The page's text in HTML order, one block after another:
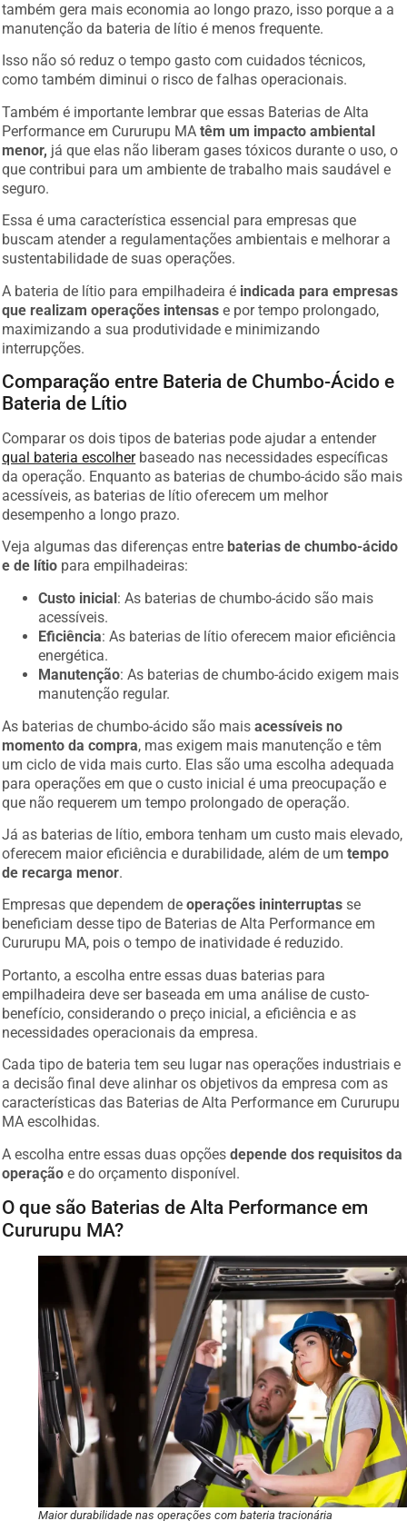
também gera mais economia ao longo prazo, isso porque a a
manutenção da bateria de lítio é menos frequente.
Isso não só reduz o tempo gasto com cuidados técnicos,
como também diminui o risco de falhas operacionais.
Também é importante lembrar que essas Baterias de Alta
Performance em Cururupu MAtêm um impacto ambiental
menor, já que elas não liberam gases tóxicos durante o uso, o
que contribui para um ambiente de trabalho mais saudável e
seguro.
Essa é uma característica essencial para empresas que
buscam atender a regulamentações ambientais e melhorar a
sustentabilidade de suas operações.
A bateria de lítio para empilhadeira é indicada para empresas
que realizam operações intensas e por tempo prolongado,
maximizando a sua produtividade e minimizando
interrupções.
Comparação entre Bateria de Chumbo-Ácido e
Bateria de Lítio
Comparar os dois tipos de baterias pode ajudar a entender
qual bateria escolherbaseado nas necessidades específicas
da operação. Enquanto as baterias de chumbo-ácido são mais
acessíveis, as baterias de lítio oferecem um melhor
desempenho a longo prazo.
Veja algumas das diferenças entre baterias de chumbo-ácido
e de lítio para empilhadeiras:
Custo inicial: As baterias de chumbo-ácido são mais
acessíveis.
Eficiência: As baterias de lítio oferecem maior eficiência
energética.
Manutenção: As baterias de chumbo-ácido exigem mais
manutenção regular.
As baterias de chumbo-ácido são maisacessíveis no
momento da compra, mas exigem mais manutenção e têm
um ciclo de vida mais curto. Elas são uma escolha adequada
para operações em que o custo inicial é uma preocupação e
que não requerem um tempo prolongado de operação.
Já as baterias de lítio, embora tenham um custo mais elevado,
oferecem maior eficiência e durabilidade, além de umtempo
de recarga menor.
Empresas que dependem deoperações ininterruptas se
beneficiam desse tipo de Baterias de Alta Performance em
Cururupu MA, pois o tempo de inatividade é reduzido.
Portanto, a escolha entre essas duas baterias para
empilhadeira deve ser baseada em uma análise de custo-
benefício, considerando o preço inicial, a eficiência e as
necessidades operacionais da empresa.
Cada tipo de bateria tem seu lugar nas operações industriais e
a decisão final deve alinhar os objetivos da empresa com as
características das Baterias de Alta Performance em Cururupu
MA escolhidas.
A escolha entre essas duas opçõesdepende dos requisitos da
operação e do orçamento disponível.
O que são Baterias de Alta Performance em
Cururupu MA?
Maior durabilidade nas operações com bateria tracionária